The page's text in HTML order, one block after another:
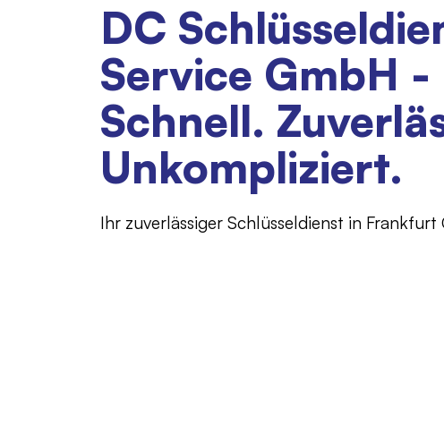
DC
Service GmbH -
Schnell.
Unkompliziert.
Ihr zuverlässiger Schlüsseldienst in Frankfurt